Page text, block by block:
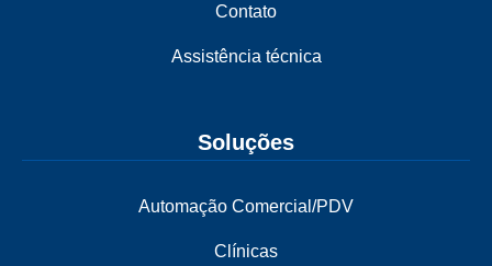
Contato
Assistência técnica
Soluções
Automação Comercial/PDV
Clínicas